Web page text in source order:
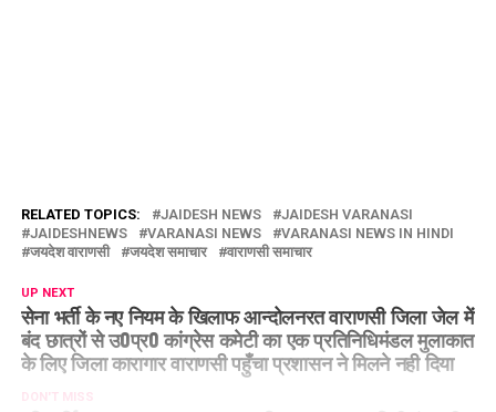
RELATED TOPICS: JAIDESH NEWS
JAIDESH VARANASI
JAIDESHNEWS
VARANASI NEWS
VARANASI NEWS IN HINDI
जयदेश वाराणसी
जयदेश समाचार वाराणसी समाचार
UP NEXT
सेना भर्ती के नए नियम के खिलाफ आन्दोलनरत वाराणसी जिला जेल में
बंद छात्रों से उ0प्र0 कांग्रेस कमेटी का एक प्रतिनिधिमंडल मुलाकात
के लिए जिला कारागार वाराणसी पहुँचा प्रशासन ने मिलने नही दिया
DON'T MISS